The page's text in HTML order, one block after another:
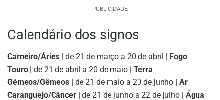
PUBLICIDADE
Calendário dos signos
Carneiro/Áries | de 21 de março a 20 de abril | Fogo
Touro | de 21 de abril a 20 de maio | Terra
Gémeos/Gêmeos | de 21 de maio a 20 de junho | Ar
Caranguejo/Câncer | de 21 de junho a 22 de julho | Água